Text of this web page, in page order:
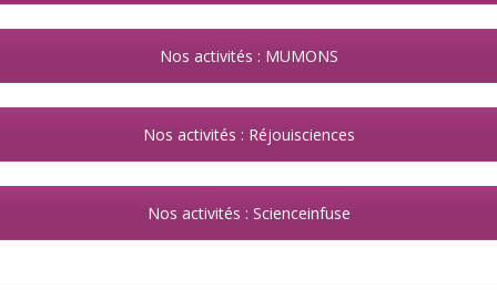
Nos activités : MUMONS
Nos activités : Réjouisciences
Nos activités : Scienceinfuse